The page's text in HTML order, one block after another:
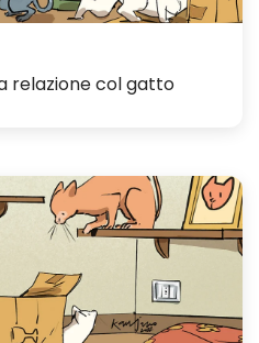
relazione col gatto